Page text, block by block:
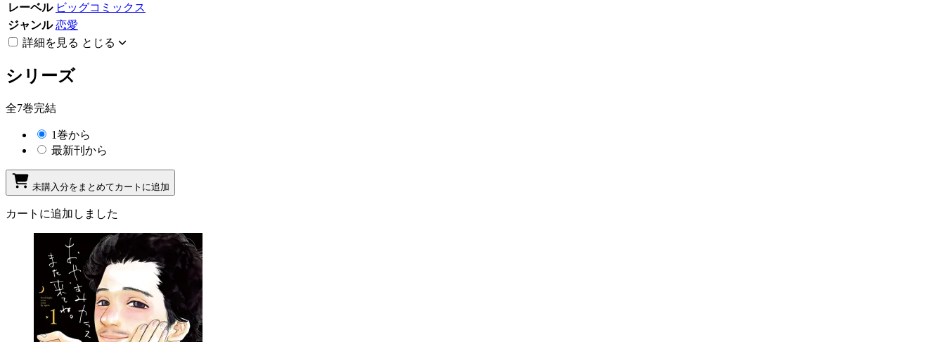
レーベル ビッグコミックス
ジャンル 恋愛
詳細を見る とじる
シリーズ
全7巻完結
1巻から
最新刊から
未購入分をまとめてカートに追加
カートに追加しました